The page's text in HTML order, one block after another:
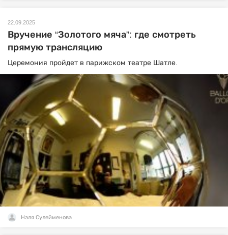
22.09.2025
Вручение “Золотого мяча”: где смотреть
прямую трансляцию
Церемония пройдет в парижском театре Шатле.
Нэля Сулейменова